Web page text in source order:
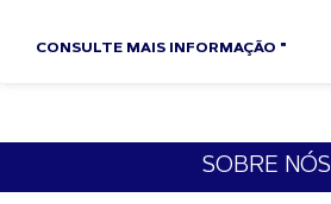
CONSULTE MAIS INFORMAÇÃO "
SOBRE NÓS